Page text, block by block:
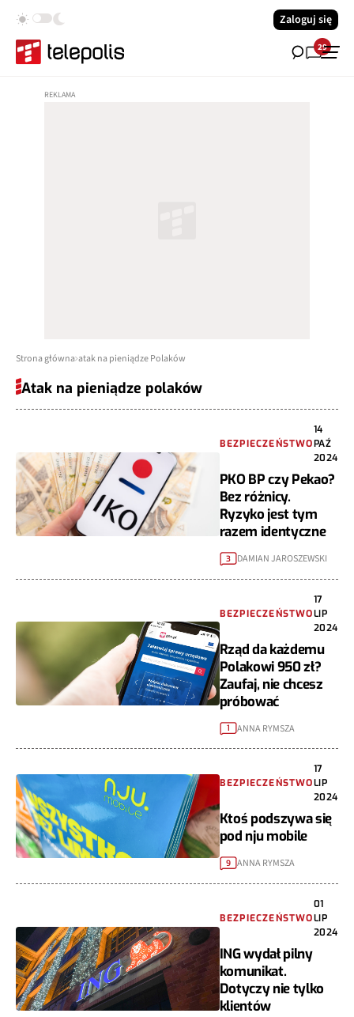
Zaloguj się
29
Strona główna atak na pieniądze Polaków
Atak na pieniądze polaków
BEZPIECZEŃSTWO
14
PAŹ
2024
PKO BP czy Pekao?
Bez różnicy.
Ryzyko jest tym
razem identyczne
3 DAMIAN JAROSZEWSKI
BEZPIECZEŃSTWO
17
LIP
2024
Rząd da każdemu
Polakowi 950 zł?
Zaufaj, nie chcesz
próbować
1 ANNA RYMSZA
BEZPIECZEŃSTWO
17
LIP
2024
Ktoś podszywa się
pod nju mobile
9 ANNA RYMSZA
BEZPIECZEŃSTWO
01
LIP
2024
ING wydał pilny
komunikat.
Dotyczy nie tylko
klientów